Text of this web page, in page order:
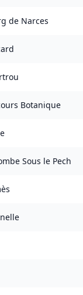
de Narces
Botanique
Sous le Pech